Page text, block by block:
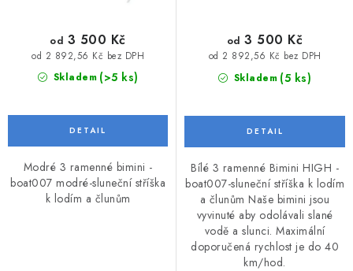
Skladem (>5 ks)
od 2 892,56 Kč bez DPH
od 3 500 Kč
Modré 3 ramenné bimini -
boat007 modré-sluneční stříška
k lodím a člunům
Skladem (5 ks)
od 2 892,56 Kč bez DPH
od 3 500 Kč
Bílé 3 ramenné Bimini HIGH -
boat007-sluneční stříška k lodím
a člunům Naše bimini jsou
vyvinuté aby odolávali slané
vodě a slunci. Maximální
doporučená rychlost je do 40
km/hod.